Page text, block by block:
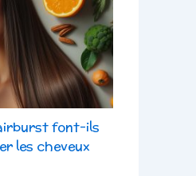
font-ils
les cheveux